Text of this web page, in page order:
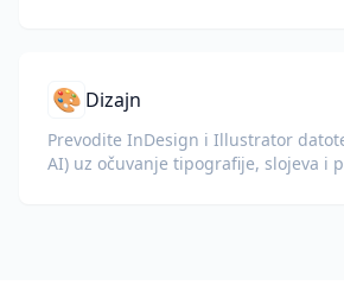
🎨 Dizajn
Prevodite InDesign i Illustrator
AI) uz očuvanje tipografije, slojeva i